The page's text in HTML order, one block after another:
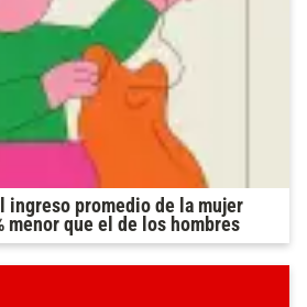
ingreso promedio de la mujer
menor que el de los hombres